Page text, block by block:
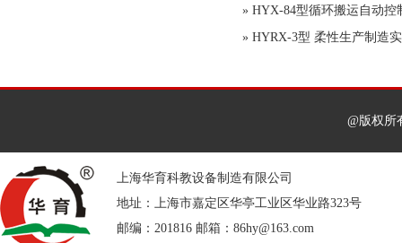
» HYX-84型循环搬运自动控
» HYRX-3型 柔性生产制造
@版权
上海华育科教设备制造有限公司
地址：上海市嘉定区华亭工业区华业路323号
邮编：201816 邮箱：86hy@163.com